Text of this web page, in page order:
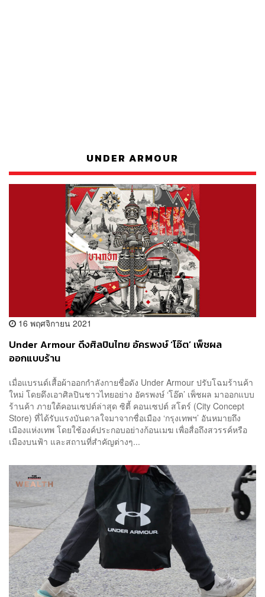
UNDER ARMOUR
16 พฤศจิกายน 2021
Under Armour ดึงศิลปินไทย อัครพงษ์ ‘โอ๊ต’ เพ็ชผล
ออกแบบร้าน
เมื่อแบรนด์เสื้อผ้าออกกำลังกายชื่อดัง Under Armour ปรับโฉมร้านค้า
ใหม่ โดยดึงเอาศิลปินชาวไทยอย่าง อัครพงษ์ ‘โอ๊ต’ เพ็ชผล มาออกแบบ
ร้านค้า ภายใต้คอนเซปต์ล่าสุด ซิตี้ คอนเซปต์ สโตร์ (City Concept
Store) ที่ได้รับแรงบันดาลใจมาจากชื่อเมือง ‘กรุงเทพฯ’ อันหมายถึง
เมืองแห่งเทพ โดยใช้องค์ประกอบอย่างก้อนเมฆ เพื่อสื่อถึงสวรรค์หรือ
เมืองบนฟ้า และสถานที่สำคัญต่างๆ...